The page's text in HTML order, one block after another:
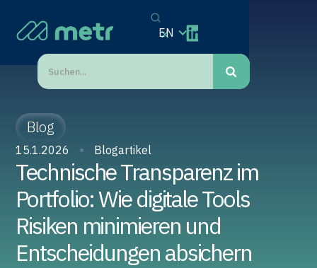
EN
Blog
15.1.2026 Blogartikel
Technische Transparenz im
Portfolio: Wie digitale Tools
Risiken minimieren und
Entscheidungen absichern